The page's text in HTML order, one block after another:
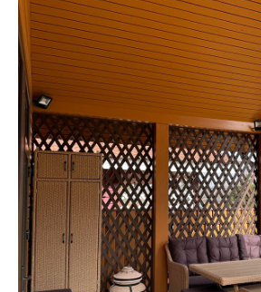
Copyright©2026
350059, г.Краснодар, ул.Уральская, д.22
Фактические адреса:
г. Краснодар,
ул. Лизы Чайкиной 2/3, 2 этаж
г. Москва,
пр-т. Мира 211,
ТРЦ Европолис.
Moсковская обл.,г.о. Истра, д.Покровское,
ул. Центральная, здание 33
График работы:
Пн-сб: с 9:00 до 18:00
Вс: выходной